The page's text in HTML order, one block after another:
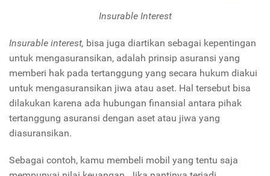
Insurable Interest
Insurable interest, bisa juga diartikan sebagai kepentingan
untuk mengasuransikan, adalah prinsip asuransi yang
memberi hak pada tertanggung yang secara hukum diakui
untuk mengasuransikan jiwa atau aset. Hal tersebut bisa
dilakukan karena ada hubungan finansial antara pihak
tertanggung asuransi dengan aset atau jiwa yang
diasuransikan.
Sebagai contoh, kamu membeli mobil yang tentu saja